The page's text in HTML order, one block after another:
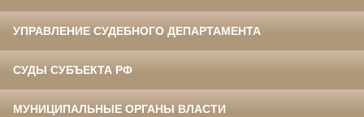
УПРАВЛЕНИЕ СУДЕБНОГО ДЕПАРТАМЕНТА
СУДЫ СУБЪЕКТА РФ
МУНИЦИПАЛЬНЫЕ ОРГАНЫ ВЛАСТИ